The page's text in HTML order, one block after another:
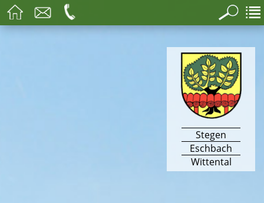
Stegen
Eschbach
Wittental